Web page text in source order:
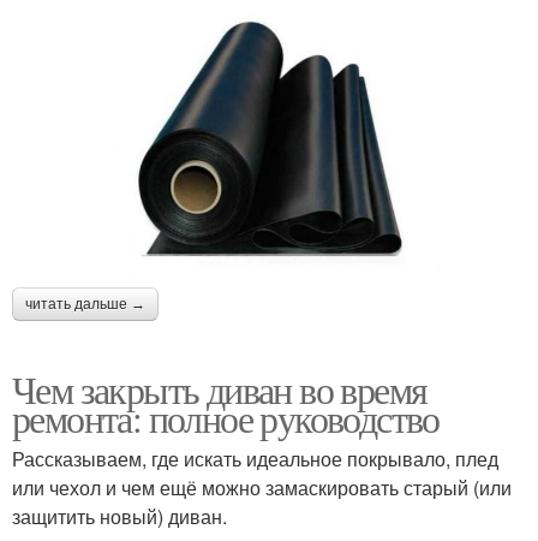
читать дальше →
Чем закрыть диван во время
ремонта: полное руководство
Рассказываем, где искать идеальное покрывало, плед
или чехол и чем ещё можно замаскировать старый (или
защитить новый) диван.